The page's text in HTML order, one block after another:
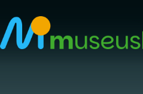
para
conteúdo